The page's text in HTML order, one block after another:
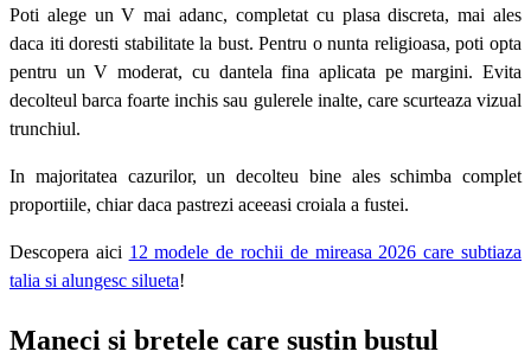
Poti alege un V mai adanc, completat cu plasa discreta, mai ales
daca iti doresti stabilitate la bust. Pentru o nunta religioasa, poti opta
pentru un V moderat, cu dantela fina aplicata pe margini. Evita
decolteul barca foarte inchis sau gulerele inalte, care scurteaza vizual
trunchiul.
In majoritatea cazurilor, un decolteu bine ales schimba complet
proportiile, chiar daca pastrezi aceeasi croiala a fustei.
Descopera aici 12 modele de rochii de mireasa 2026 care subtiaza
talia si alungesc silueta!
Maneci si bretele care sustin bustul